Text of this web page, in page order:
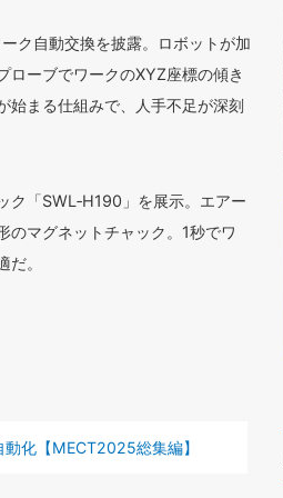
ク自動交換を披露。ロボットが加
ローブでワークのXYZ座標の傾き
始まる仕組みで、人手不足が深刻
ク「SWL‐H190」を展示。エアー
のマグネットチャック。1秒でワ
。
:
動化【MECT2025総集編】